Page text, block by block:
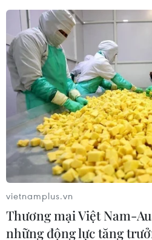
#Attack on Titan #Mickey 17
#Bridget Jones
Theo dõi VietnamPlus
vietnamplus.vn
Thương mại Việt Nam-
những động lực tăng